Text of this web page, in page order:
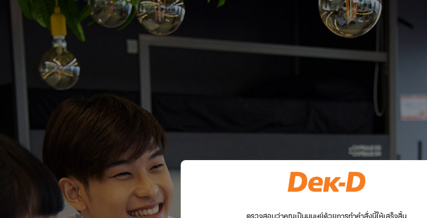
ตรวจสอบว่าคุณเป็นมนุษย์ด้วยการทำคำสั่งนี้ให้เสร็จสิ้น